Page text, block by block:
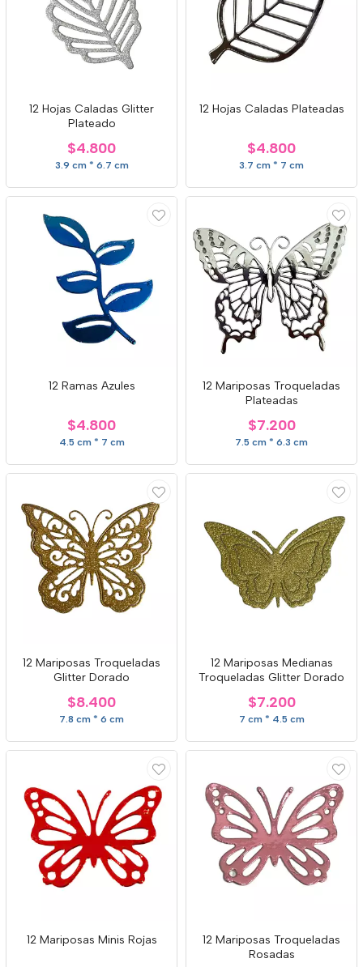
12 Hojas Caladas Glitter
Plateado
$4.800
3.9 cm * 6.7 cm
12 Hojas Caladas Plateadas
$4.800
3.7 cm * 7 cm
12 Ramas Azules
$4.800
4.5 cm * 7 cm
12 Mariposas Troqueladas
Plateadas
$7.200
7.5 cm * 6.3 cm
12 Mariposas Troqueladas
Glitter Dorado
$8.400
7.8 cm * 6 cm
12 Mariposas Medianas
Troqueladas Glitter Dorado
$7.200
7 cm * 4.5 cm
12 Mariposas Minis Rojas
12 Mariposas Troqueladas
Rosadas